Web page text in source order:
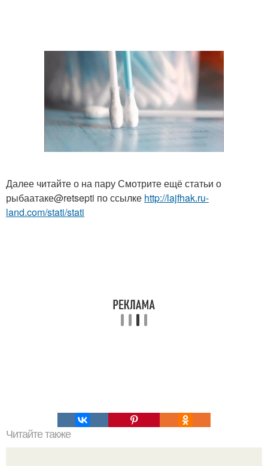
Далее читайте о на пару Смотрите ещё статьи о
рыбаатаке@retsepti по ссылке http://lajfhak.ru-
land.com/stati/stati
Читайте также